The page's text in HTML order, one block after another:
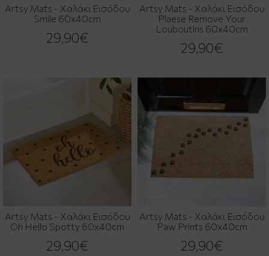
Artsy Mats - Χαλάκι Εισόδου
Smile 60x40cm
29,90€
Artsy Mats - Χαλάκι Εισόδου
Plaese Remove Your
Louboutins 60x40cm
29,90€
Artsy Mats - Χαλάκι Εισόδου
Oh Hello Spotty 60x40cm
29,90€
Artsy Mats - Χαλάκι Εισόδου
Paw Prints 60x40cm
29,90€